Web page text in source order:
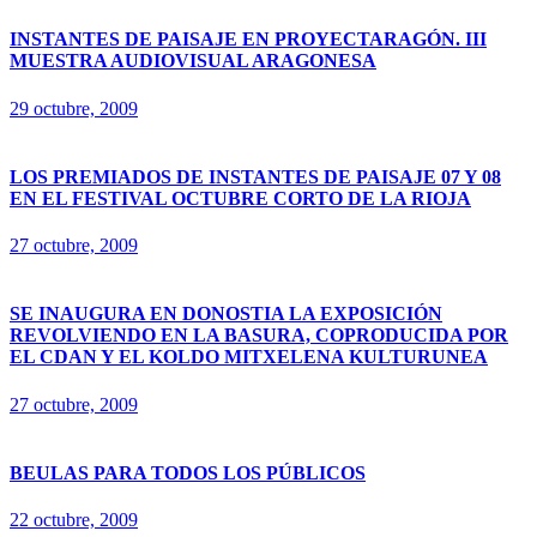
INSTANTES DE PAISAJE EN PROYECTARAGÓN. III
MUESTRA AUDIOVISUAL ARAGONESA
29 octubre, 2009
LOS PREMIADOS DE INSTANTES DE PAISAJE 07 Y 08
EN EL FESTIVAL OCTUBRE CORTO DE LA RIOJA
27 octubre, 2009
SE INAUGURA EN DONOSTIA LA EXPOSICIÓN
REVOLVIENDO EN LA BASURA, COPRODUCIDA POR
EL CDAN Y EL KOLDO MITXELENA KULTURUNEA
27 octubre, 2009
BEULAS PARA TODOS LOS PÚBLICOS
22 octubre, 2009